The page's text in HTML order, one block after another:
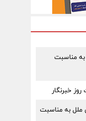
به مناسبت
خبرنگار
به مناسبت